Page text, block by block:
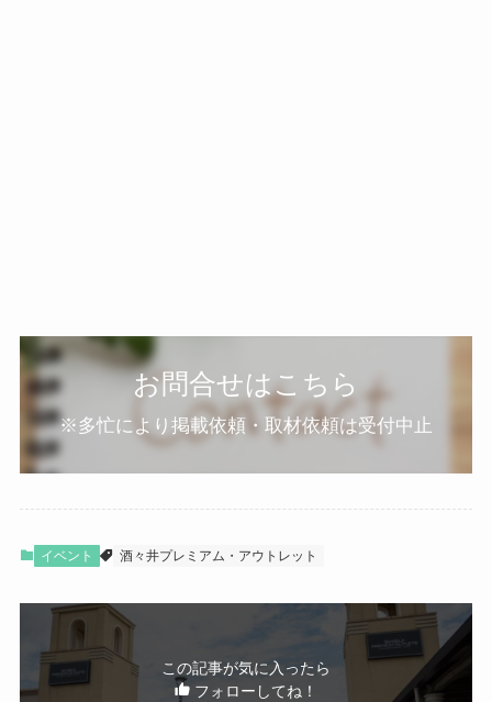
お問合せはこちら
※多忙により掲載依頼・取材依頼は受付中止
イベント 酒々井プレミアム・アウトレット
この記事が気に入ったら
フォローしてね！